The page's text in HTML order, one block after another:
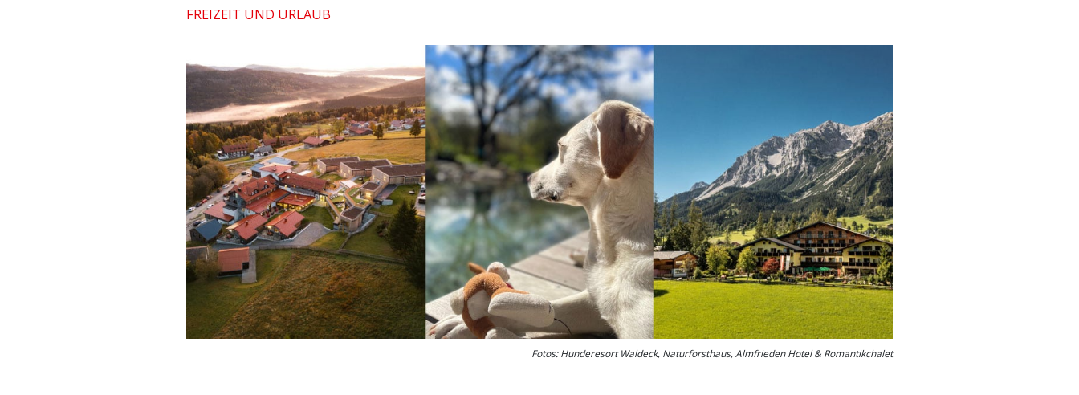
FREIZEIT UND URLAUB
Fotos: Hunderesort Waldeck, Naturforsthaus, Almfrieden Hotel & Romantikchalet